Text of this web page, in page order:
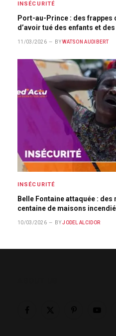
INSÉCURITÉ
Port-au-Prince : des frappes
d’avoir tué des enfants et
11/03/2026 BY WATSON AUDIBERT
INSÉCURITÉ
Belle Fontaine attaquée : des
centaine de maisons
10/03/2026 BY JODEL ALCIDOR